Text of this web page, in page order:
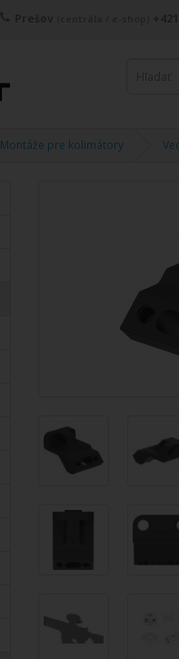
Prešov
Montáže pre kolimátory